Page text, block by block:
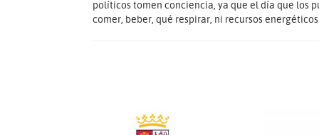
políticos tomen conciencia, ya que el día que los
comer, beber, qué respirar, ni recursos